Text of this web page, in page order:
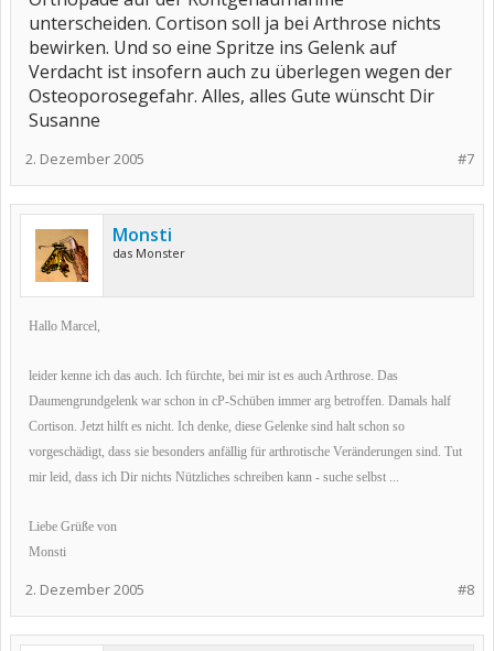
unterscheiden. Cortison soll ja bei Arthrose nichts
bewirken. Und so eine Spritze ins Gelenk auf
Verdacht ist insofern auch zu überlegen wegen der
Osteoporosegefahr. Alles, alles Gute wünscht Dir
Susanne
#7
2. Dezember 2005
Monsti
das Monster
Hallo Marcel,
leider kenne ich das auch. Ich fürchte, bei mir ist es auch Arthrose. Das
Daumengrundgelenk war schon in cP-Schüben immer arg betroffen. Damals half
Cortison. Jetzt hilft es nicht. Ich denke, diese Gelenke sind halt schon so
vorgeschädigt, dass sie besonders anfällig für arthrotische Veränderungen sind. Tut
mir leid, dass ich Dir nichts Nützliches schreiben kann - suche selbst ...
Liebe Grüße von
Monsti
#8
2. Dezember 2005